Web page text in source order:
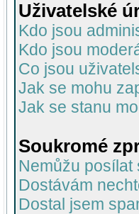
Uživatelské
Kdo jsou
Kdo jsou
Co jsou
Jak se mohu
Jak se stanu
Soukromé
Nemůžu posílat
Dostávám
Dostal jsem